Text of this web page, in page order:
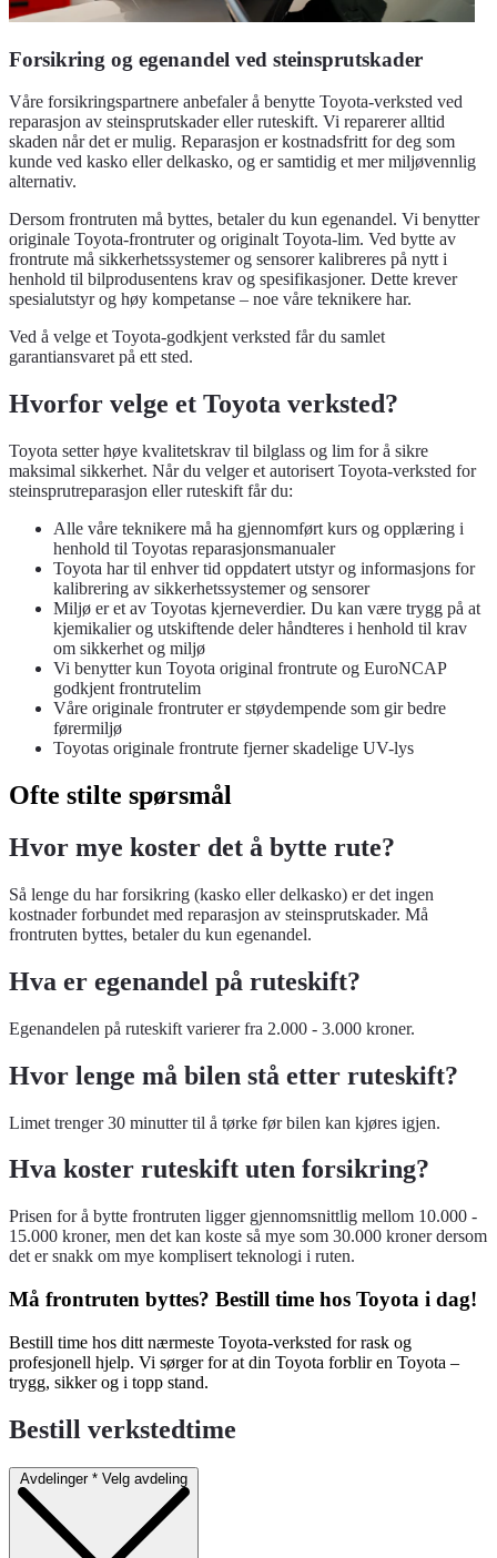
Forsikring og egenandel ved steinsprutskader
Våre forsikringspartnere anbefaler å benytte Toyota-verksted ved
reparasjon av steinsprutskader eller ruteskift. Vi reparerer alltid
skaden når det er mulig. Reparasjon er kostnadsfritt for deg som
kunde ved kasko eller delkasko, og er samtidig et mer miljøvennlig
alternativ.
Dersom frontruten må byttes, betaler du kun egenandel. Vi benytter
originale Toyota-frontruter og originalt Toyota-lim. Ved bytte av
frontrute må sikkerhetssystemer og sensorer kalibreres på nytt i
henhold til bilprodusentens krav og spesifikasjoner. Dette krever
spesialutstyr og høy kompetanse – noe våre teknikere har.
Ved å velge et Toyota-godkjent verksted får du samlet
garantiansvaret på ett sted.
Hvorfor velge et Toyota verksted?
Toyota setter høye kvalitetskrav til bilglass og lim for å sikre
maksimal sikkerhet. Når du velger et autorisert Toyota-verksted for
steinsprutreparasjon eller ruteskift får du:
Alle våre teknikere må ha gjennomført kurs og opplæring i
henhold til Toyotas reparasjonsmanualer
Toyota har til enhver tid oppdatert utstyr og informasjons for
kalibrering av sikkerhetssystemer og sensorer
Miljø er et av Toyotas kjerneverdier. Du kan være trygg på at
kjemikalier og utskiftende deler håndteres i henhold til krav
om sikkerhet og miljø
Vi benytter kun Toyota original frontrute og EuroNCAP
godkjent frontrutelim
Våre originale frontruter er støydempende som gir bedre
førermiljø
Toyotas originale frontrute fjerner skadelige UV-lys
Ofte stilte spørsmål
Hvor mye koster det å bytte rute?
Så lenge du har forsikring (kasko eller delkasko) er det ingen
kostnader forbundet med reparasjon av steinsprutskader. Må
frontruten byttes, betaler du kun egenandel.
Hva er egenandel på ruteskift?
Egenandelen på ruteskift varierer fra 2.000 - 3.000 kroner.
Hvor lenge må bilen stå etter ruteskift?
Limet trenger 30 minutter til å tørke før bilen kan kjøres igjen.
Hva koster ruteskift uten forsikring?
Prisen for å bytte frontruten ligger gjennomsnittlig mellom 10.000 -
15.000 kroner, men det kan koste så mye som 30.000 kroner dersom
det er snakk om mye komplisert teknologi i ruten.
Må frontruten byttes? Bestill time hos Toyota i dag!
Bestill time hos ditt nærmeste Toyota-verksted for rask og
profesjonell hjelp. Vi sørger for at din Toyota forblir en Toyota –
trygg, sikker og i topp stand.
Bestill verkstedtime
Avdelinger * Velg avdeling